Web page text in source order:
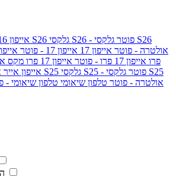
אייפון 16 גלקסי S26 גלקסי S26 - פוטר גלקסי S26
גלקסי S26 אולטרה - פוטר אייפון 17 אייפון 17 - פוטר
פרו אייפון 17 פרו - פוטר אייפון 17 פרו מקס
אייפון אייר גלקסי S25 גלקסי S25 - פוטר גלקסי S25
גלקסי S25 אולטרה - פוטר טלפון שיאומי טלפון שיאומי -